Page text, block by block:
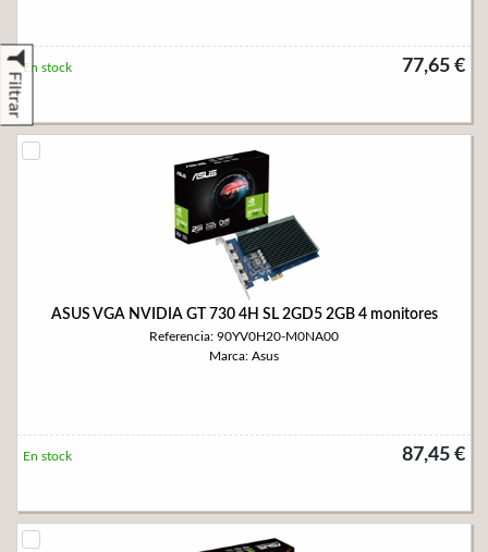
Filtrar
77,65 €
En stock
ASUS VGA NVIDIA GT 730 4H SL 2GD5 2GB 4 monitores
Referencia: 90YV0H20-M0NA00
Marca: Asus
87,45 €
En stock